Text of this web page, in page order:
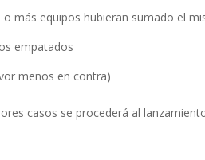
más equipos hubieran sumado el
empatados
menos en contra)
casos se procederá al